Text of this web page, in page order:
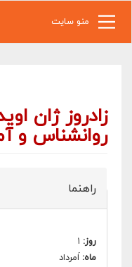
منو سایت
روانشناس و
راهنما
روز: ۱
ماه: اَمرداد